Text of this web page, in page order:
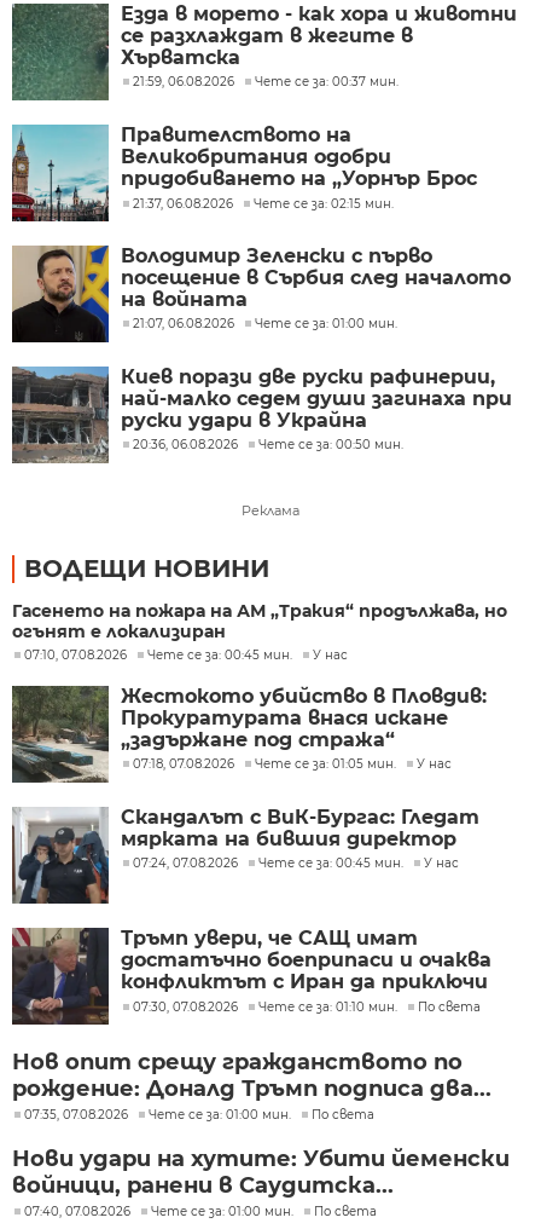
Езда в морето - как хора и животни
се разхлаждат в жегите в
Хърватска
21:59, 06.08.2026 Чете се за: 00:37 мин.
Правителството на
Великобритания одобри
придобиването на „Уорнър Брос
Дискавъри“ от „Парамаунт“ за 110
21:37, 06.08.2026 Чете се за: 02:15 мин.
Володимир Зеленски с първо
посещение в Сърбия след началото
на войната
21:07, 06.08.2026 Чете се за: 01:00 мин.
Киев порази две руски рафинерии,
най-малко седем души загинаха при
руски удари в Украйна
20:36, 06.08.2026 Чете се за: 00:50 мин.
Реклама
ВОДЕЩИ НОВИНИ
Гасенето на пожара на АМ „Тракия“ продължава, но
огънят е локализиран
07:10, 07.08.2026 Чете се за: 00:45 мин. У нас
Жестокото убийство в Пловдив:
Прокуратурата внася искане
„задържане под стража“
07:18, 07.08.2026 Чете се за: 01:05 мин. У нас
Скандалът с ВиК-Бургас: Гледат
мярката на бившия директор
07:24, 07.08.2026 Чете се за: 00:45 мин. У нас
Тръмп увери, че САЩ имат
достатъчно боеприпаси и очаква
конфликтът с Иран да приключи
скоро
07:30, 07.08.2026 Чете се за: 01:10 мин. По света
Нов опит срещу гражданството по
рождение: Доналд Тръмп подписа два...
07:35, 07.08.2026 Чете се за: 01:00 мин. По света
Нови удари на хутите: Убити йеменски
войници, ранени в Саудитска...
07:40, 07.08.2026 Чете се за: 01:00 мин. По света